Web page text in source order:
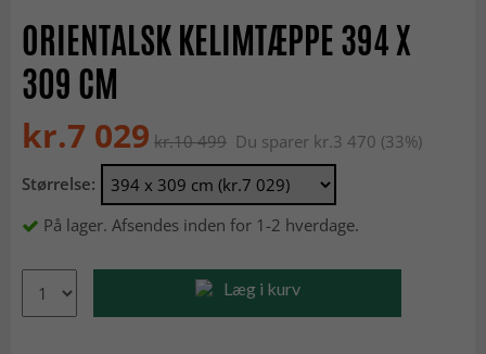
ORIENTALSK KELIMTÆPPE 394 X
309 CM
kr.7 029 kr.10 499 Du sparer kr.3 470 (33%)
Størrelse:
På lager. Afsendes inden for 1-2 hverdage.
Læg i kurv